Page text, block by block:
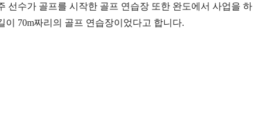
선수가 골프를 시작한 골프 연습장 또한 완도에서 사업을 하
이
70m짜리의 골프 연습장이었다고 합니다.